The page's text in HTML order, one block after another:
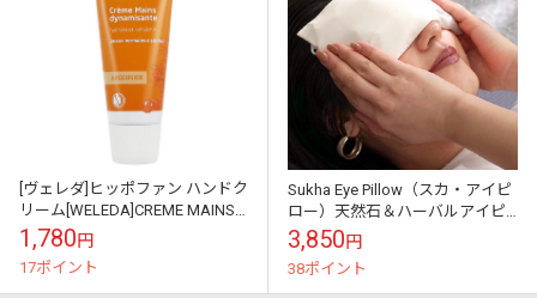
[ヴェレダ]ヒッポファン ハンドク
リーム[WELEDA]CREME MAINS
A L\'ARGOUSIER
1,780円
17ポイント
Sukha Eye Pillow（スカ・アイピ
ロー）天然石＆ハーバルアイピ
ロー
3,850円
38ポイント